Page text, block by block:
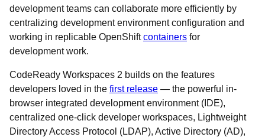
development teams can collaborate more efficiently by
centralizing development environment configuration and
working in replicable OpenShiftcontainers for
development work.
CodeReady Workspaces 2 builds on the features
developers loved in the first release — the powerful in-
browser integrated development environment (IDE),
centralized one-click developer workspaces, Lightweight
Directory Access Protocol (LDAP), Active Directory (AD),